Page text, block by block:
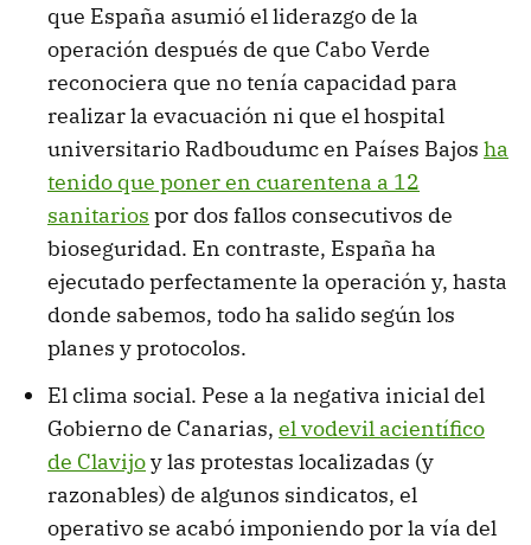
que España asumió el liderazgo de la
operación después de que Cabo Verde
reconociera que no tenía capacidad para
realizar la evacuación ni que el hospital
universitario Radboudumc en Países Bajos ha
tenido que poner en cuarentena a 12
sanitarios por dos fallos consecutivos de
bioseguridad. En contraste, España ha
ejecutado perfectamente la operación y, hasta
donde sabemos, todo ha salido según los
planes y protocolos.
El clima social. Pese a la negativa inicial del
Gobierno de Canarias, el vodevil acientífico
de Clavijoy las protestas localizadas (y
razonables) de algunos sindicatos, el
operativo se acabó imponiendo por la vía del